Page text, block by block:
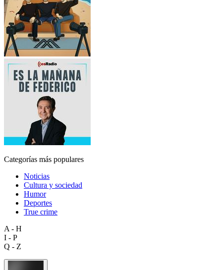
Categorías más populares
Noticias
Cultura y sociedad
Humor
Deportes
True crime
A - H
I - P
Q - Z